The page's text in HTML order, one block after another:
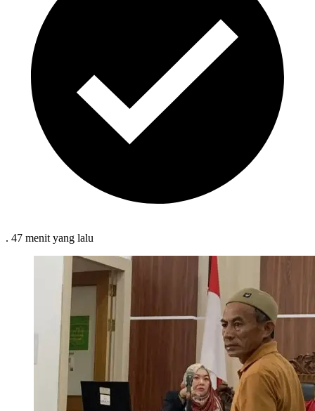
. 47 menit yang lalu